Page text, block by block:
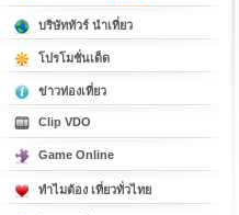
บริษัททัวร์ นำเที่ยว
โปรโมชั่นเด็ด
ข่าวท่องเที่ยว
Clip VDO
Game Online
ทำไมต้อง เที่ยวทั่วไทย